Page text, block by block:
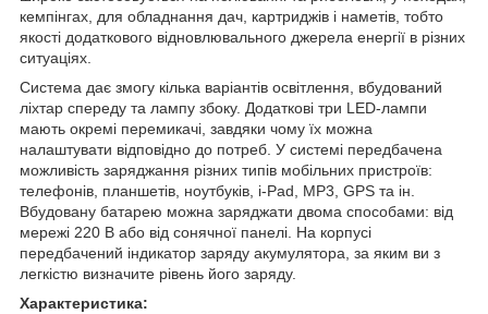
кемпінгах, для обладнання дач, картриджів і наметів, тобто
якості додаткового відновлювального джерела енергії в різних
ситуаціях.
Система дає змогу кілька варіантів освітлення, вбудований
ліхтар спереду та лампу збоку. Додаткові три LED-лампи
мають окремі перемикачі, завдяки чому їх можна
налаштувати відповідно до потреб. У системі передбачена
можливість заряджання різних типів мобільних пристроїв:
телефонів, планшетів, ноутбуків, i-Pad, MP3, GPS та ін.
Вбудовану батарею можна заряджати двома способами: від
мережі 220 В або від сонячної панелі. На корпусі
передбачений індикатор заряду акумулятора, за яким ви з
легкістю визначите рівень його заряду.
Характеристика: